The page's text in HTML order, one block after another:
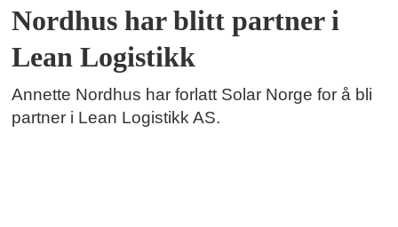
Nordhus har blitt partner i
Lean Logistikk
Annette Nordhus har forlatt Solar Norge for å bli
partner i Lean Logistikk AS.